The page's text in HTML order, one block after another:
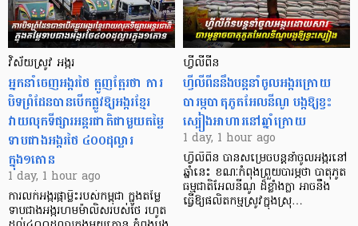
វិស័យស្រូវ អង្ករ
អ្នកនាំចេញអង្ករថៃ ត្អូញត្អែរថា ការ
បិទព្រំដែនបានបើកផ្លូវឱ្យអង្ករខ្មែរ
វាយលុកទីផ្សារអន្តរជាតិជាមួយតម្លៃ
ទាបជាងអង្ករថៃ ៤០០ដុល្លារ
ក្នុង១តោន
1 day, 1 hour ago
ការលក់អង្ករផ្កាម្លិះរបស់កម្ពុជា ក្នុងតម្លៃ
ទាបជាងអង្ករហមម៉ាលិសរបស់ថៃ រហូត
ហ្វីលីពីន
ហ្វីលីពីននឹងបន្តនាំចូលអង្ករក្រោយ
បារម្ភបាតុភូតអែលនីណូ បង្កឱ្យខ្វះ
ស្បៀងអាហារនៅឆ្នាំក្រោយ
1 day, 1 hour ago
ហ្វីលីពីន បាន​សម្រេចបន្តនាំចូលអង្ករនៅ
ឆ្នាំនេះ ខណៈកំពុងព្រួយបារម្ភថា បាតុភូត
ធម្មជាតិអែលនីណូ ដ៏ខ្លាំងក្លា​ អាចនឹង
ធ្វើឱ្យផលិតកម្មស្រូវក្នុងស្រុ…